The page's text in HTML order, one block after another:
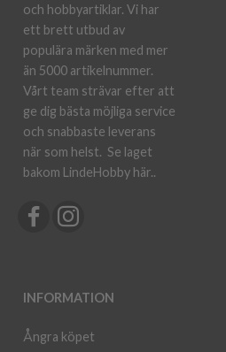
och hobbyartiklar. Vi har
ett brett utbud av
populära märken med mer
än 5000 artikelnummer.
Vårt team strävar efter att
ge dig bästa möjliga service
och snabbaste leverans
när som helst. Se laget
bakom LindeHobby här..
INFORMATION
Ångra köpet